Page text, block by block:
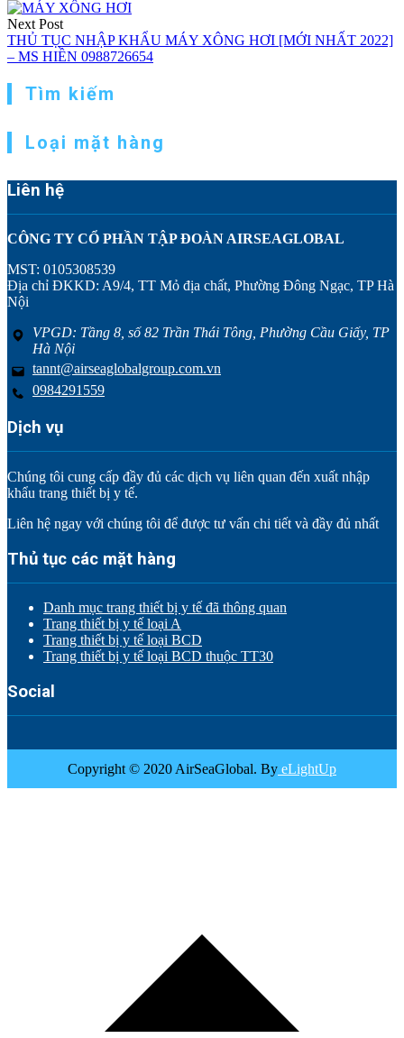
Next Post
THỦ TỤC NHẬP KHẨU MÁY XÔNG HƠI [MỚI NHẤT 2022]
– MS HIỀN 0988726654
Tìm kiếm
Loại mặt hàng
Liên hệ
CÔNG TY CỔ PHẦN TẬP ĐOÀN AIRSEAGLOBAL
MST: 0105308539
Địa chỉ ĐKKD: A9/4, TT Mỏ địa chất, Phường Đông Ngạc, TP Hà
Nội
VPGD: Tầng 8, số 82 Trần Thái Tông, Phường Cầu Giấy, TP
Hà Nội
tannt@airseaglobalgroup.com.vn
0984291559
Dịch vụ
Chúng tôi cung cấp đầy đủ các dịch vụ liên quan đến xuất nhập
khẩu trang thiết bị y tế.
Liên hệ ngay với chúng tôi để được tư vấn chi tiết và đầy đủ nhất
Thủ tục các mặt hàng
Danh mục trang thiết bị y tế đã thông quan
Trang thiết bị y tế loại A
Trang thiết bị y tế loại BCD
Trang thiết bị y tế loại BCD thuộc TT30
Social
Copyright © 2020 AirSeaGlobal. By eLightUp